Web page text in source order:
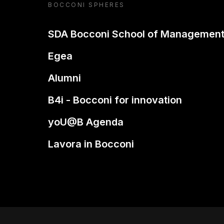
BOCCONI SPHERES
SDA Bocconi School of Management
Egea
Alumni
B4i - Bocconi for innovation
yoU@B Agenda
Lavora in Bocconi